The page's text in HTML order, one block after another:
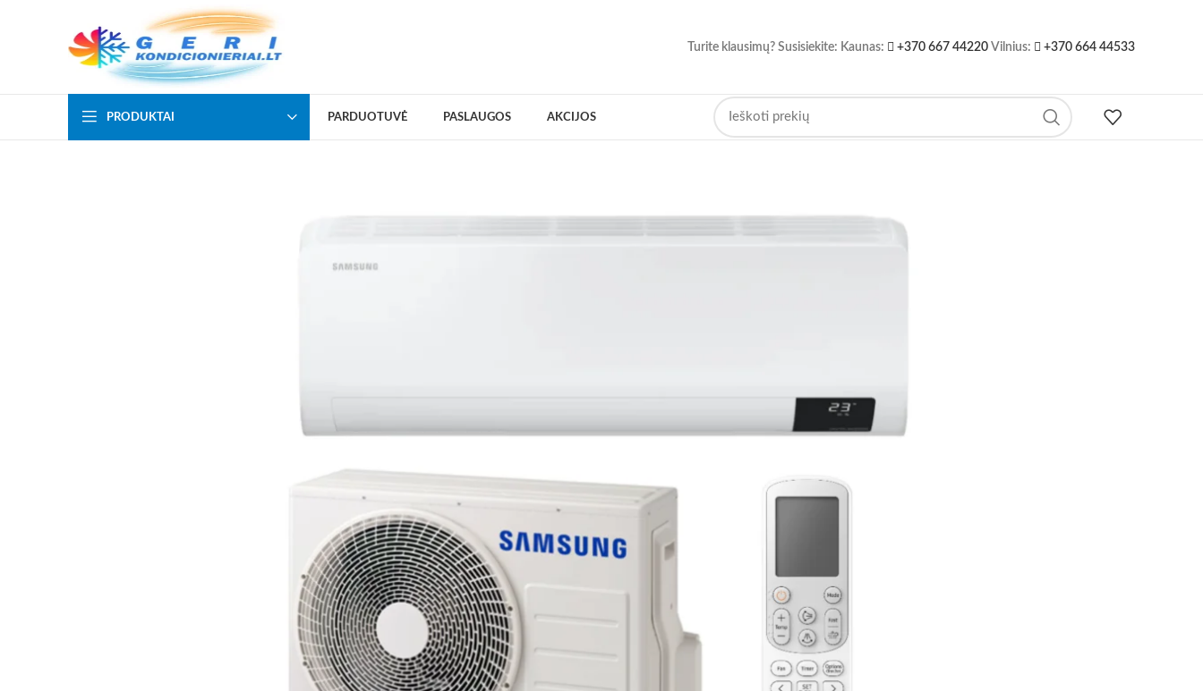
Turite klausimų? Susisiekite: Kaunas: +370 667 44220 Vilnius: +370 664 44533
PRODUKTAI PARDUOTUVĖ PASLAUGOS AKCIJOS